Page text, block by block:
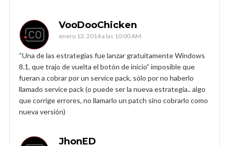
VooDooChicken
enero 13, 2014 a las 10:00 AM
“Una de las estrategias fue lanzar gratuitamente Windows
8.1, que trajo de vuelta el botón de inicio” imposible que
fueran a cobrar por un service pack, sólo por no haberlo
llamado service pack (o puede ser la nueva estrategia.. algo
que corrige errores, no llamarlo un patch sino cobrarlo como
nueva versión)
JhonED